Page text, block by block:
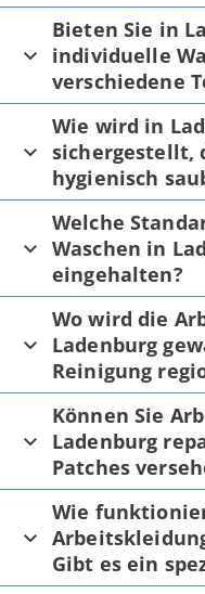
Bieten Sie in
individuelle
verschiedene
Wie wird in
sichergestellt,
hygienisch
Welche
Waschen in
eingehalten?
Wo wird die
Ladenburg
Reinigung
Können Sie
Ladenburg
Patches
Wie
Gibt es ein